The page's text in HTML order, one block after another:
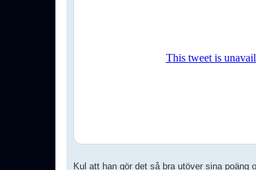
Kul att han gör det så bra utöver sina poäng